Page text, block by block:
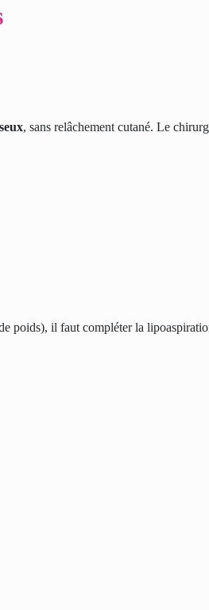
, sans relâchement cutané. Le
de poids), il faut compléter la